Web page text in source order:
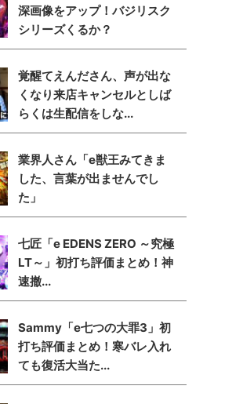
深画像をアップ！バジリスク
シリーズくるか？
覚醒てえんださん、声が出な
くなり来店キャンセルとしば
らくは生配信をしな...
業界人さん「e獣王みてきま
した、言葉が出ませんでし
た」
七匠「e EDENS ZERO ～究極
LT～」初打ち評価まとめ！神
速撤...
Sammy「e七つの大罪3」初
打ち評価まとめ！寒バレ入れ
ても復活大当た...